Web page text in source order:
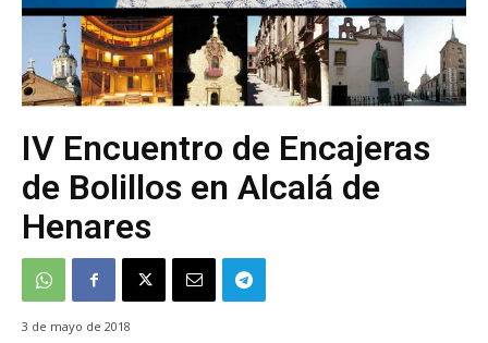
IV Encuentro de Encajeras
de Bolillos en Alcalá de
Henares
3 de mayo de 2018